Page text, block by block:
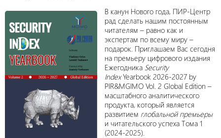
В канун Нового года, ПИР-Центр
рад сделать нашим постоянным
читателям – равно как и
экспертам по всему миру –
подарок. Приглашаем Вас сегодня
на премьеру цифрового издания
Ежегодника Security
IndexYearbook 2026-2027 by
PIR&MGIMO Vol. 2 Global Edition –
масштабного аналитического
продукта, который является
развитием глобальной премьеры
и читательского успеха Тома 1
(2024-2025).